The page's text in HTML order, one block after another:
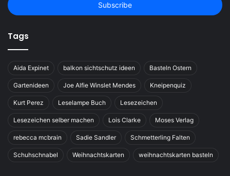
address
Tags
Aida Expinet balkon sichtschutz ideen Basteln Ostern
Gartenideen Joe Alfie Winslet Mendes Kneipenquiz
Kurt Perez Leselampe Buch Lesezeichen
Lesezeichen selber machen Lois Clarke Moses Verlag
rebecca mcbrain Sadie Sandler Schmetterling Falten
Schuhschnabel Weihnachtskarten weihnachtskarten basteln